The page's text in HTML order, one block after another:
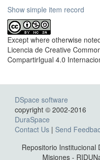
Show simple item record
Except where otherwise
Licencia de Creative
CompartirIgual 4.0
DSpace software
copyright © 2002-2016
DuraSpace
Contact Us | Send
Repositorio Institucional
Misiones -